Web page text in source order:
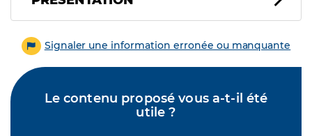
Signaler une information erronée ou manquante
Le contenu proposé vous a-t-il été
utile ?